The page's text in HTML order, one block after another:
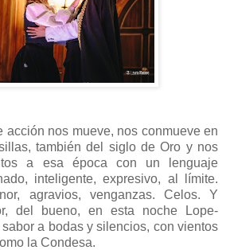
acción nos mueve, nos conmueve en
también del siglo de Oro y nos
a esa época con un lenguaje
inteligente, expresivo, al límite.
agravios, venganzas. Celos. Y
del bueno, en esta noche Lope-
a bodas y silencios, con vientos
la Condesa.